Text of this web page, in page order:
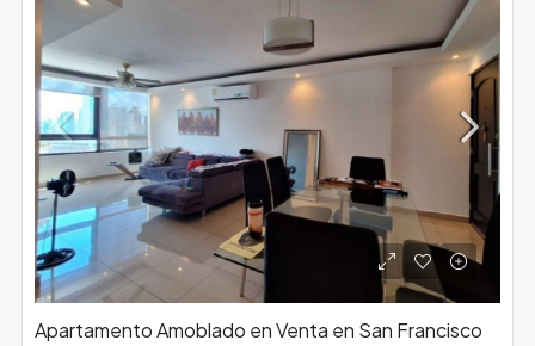
Apartamento Amoblado en Venta en San Francisco